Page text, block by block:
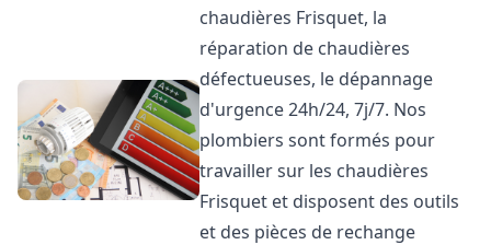
chaudières Frisquet, la
réparation de chaudières
défectueuses, le dépannage
d'urgence 24h/24, 7j/7. Nos
plombiers sont formés pour
travailler sur les chaudières
Frisquet et disposent des outils
et des pièces de rechange